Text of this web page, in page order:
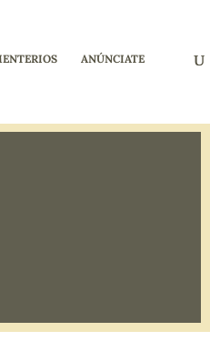
ANÚNCIATE